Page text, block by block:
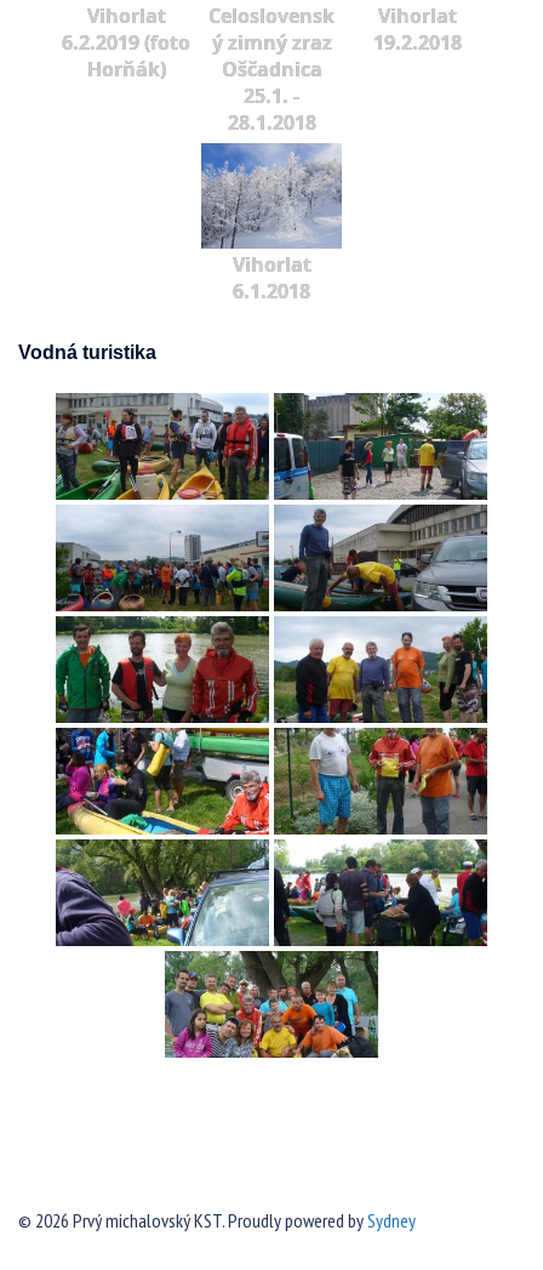
Vihorlat
6.2.2019 (foto
Horňák)
Celoslovensk
ý zimný zraz
Oščadnica
25.1. -
28.1.2018
Vihorlat
19.2.2018
Vihorlat
6.1.2018
Vodná turistika
© 2026 Prvý michalovský KST. Proudly powered bySydney